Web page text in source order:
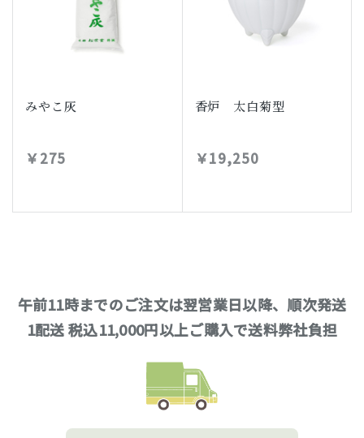
みやこ灰
￥275
香炉 太白菊型
￥19,250
午前11時までのご注文は翌営業日以降、順次発送
1配送 税込11,000円以上ご購入で送料弊社負担